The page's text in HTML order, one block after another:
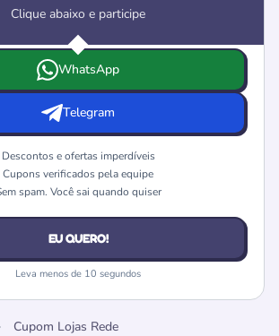
Clique abaixo e participe
receber as ofertas e cupons da
WhatsApp
Telegram
Descontos e ofertas imperdíveis
Cupons verificados pela equipe
spam. Você sai quando quiser
EU QUERO!
Leva menos de 10 segundos
Cupom Lojas Rede